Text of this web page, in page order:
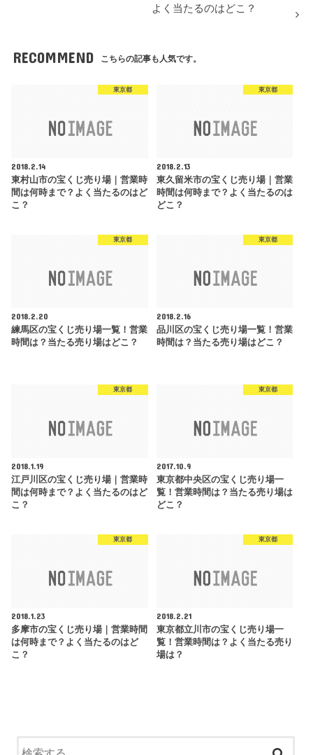
よく当たるのはどこ？
RECOMMEND こちらの記事も人気です。
東京都
2018.2.14
東村山市の宝くじ売り場｜営業時
間は何時まで？よく当たるのはど
こ？
東京都
2018.2.13
東久留米市の宝くじ売り場｜営業
時間は何時まで？よく当たるのは
どこ？
東京都
2018.2.20
練馬区の宝くじ売り場一覧！営業
時間は？当たる売り場はどこ？
東京都
2018.2.16
品川区の宝くじ売り場一覧！営業
時間は？当たる売り場はどこ？
東京都
2018.1.19
江戸川区の宝くじ売り場｜営業時
間は何時まで？よく当たるのはど
こ？
東京都
2017.10.9
東京都中央区の宝くじ売り場一
覧！営業時間は？当たる売り場は
どこ？
東京都
2018.1.23
多摩市の宝くじ売り場｜営業時間
は何時まで？よく当たるのはど
こ？
東京都
2018.2.21
東京都立川市の宝くじ売り場一
覧！営業時間は？よく当たる売り
場は？